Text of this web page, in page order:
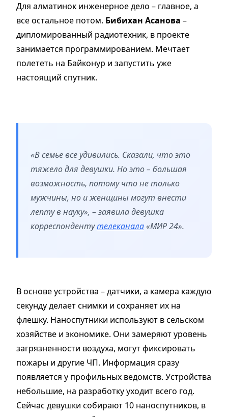
Для алматинок инженерное дело – главное, а
все остальное потом. Бибихан Асанова –
дипломированный радиотехник, в проекте
занимается программированием. Мечтает
полететь на Байконур и запустить уже
настоящий спутник.
«В семье все удивились. Сказали, что это
тяжело для девушки. Но это – большая
возможность, потому что не только
мужчины, но и женщины могут внести
лепту в науку», – заявила девушка
корреспондентутелеканала«МИР 24».
В основе устройства – датчики, а камера каждую
секунду делает снимки и сохраняет их на
флешку. Наноспутники используют в сельском
хозяйстве и экономике. Они замеряют уровень
загрязненности воздуха, могут фиксировать
пожары и другие ЧП. Информация сразу
появляется у профильных ведомств. Устройства
небольшие, на разработку уходит всего год.
Сейчас девушки собирают 10 наноспутников, в